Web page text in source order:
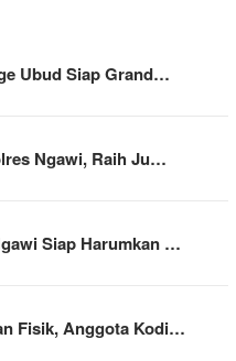
Ubud Siap Grand…
Ngawi, Raih Ju…
Siap Harumkan …
Fisik, Anggota Kodi…